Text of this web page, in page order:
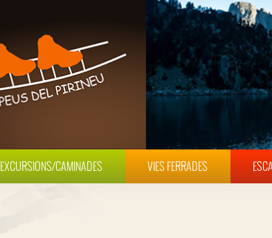
EXCURSIONS/CAMINADES VIES FERRADES